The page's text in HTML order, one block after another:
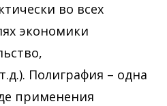
во всех
экономики
Полиграфия – одна
применения